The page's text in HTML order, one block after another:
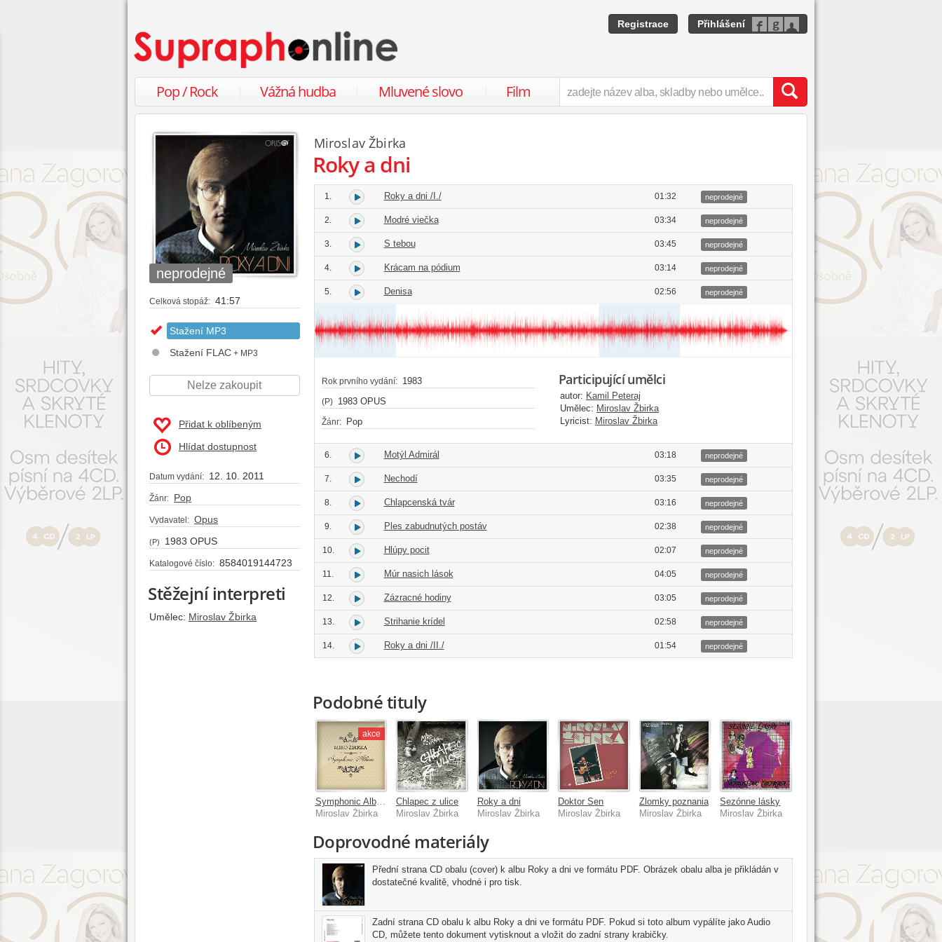
Registrace Přihlášení
Pop / Rock Vážná hudba Mluvené slovo Film
neprodejné
Celková stopáž: 41:57
Stažení MP3
Stažení FLAC + MP3
Nelze zakoupit
Přidat k oblíbeným
Hlídat dostupnost
Datum vydání: 12. 10. 2011
Žánr: Pop
Vydavatel: Opus
(P) 1983 OPUS
Katalogové číslo: 8584019144723
Stěžejní interpreti
Umělec: Miroslav Žbirka
Miroslav Žbirka
Roky a dni
1. Roky a dni /I./ 01:32 neprodejné
2. Modré viečka 03:34 neprodejné
3. S tebou 03:45 neprodejné
4. Krácam na pódium 03:14 neprodejné
5. Denisa 02:56 neprodejné
Rok prvního vydání: 1983
(P) 1983 OPUS
Žánr: Pop
Participující umělci
autor: Kamil Peteraj
Umělec: Miroslav Žbirka
Lyricist: Miroslav Žbirka
6. Motýl Admirál 03:18 neprodejné
7. Nechodí 03:35 neprodejné
8. Chlapcenská tvár 03:16 neprodejné
9. Ples zabudnutých postáv 02:38 neprodejné
10. Hlúpy pocit 02:07 neprodejné
11. Múr nasich lások 04:05 neprodejné
12. Zázracné hodiny 03:05 neprodejné
13. Strihanie krídel 02:58 neprodejné
14. Roky a dni /II./ 01:54 neprodejné
Podobné tituly
akce
Symphonic Album
Miroslav Žbirka
Chlapec z ulice
Miroslav Žbirka
Roky a dni
Miroslav Žbirka
Doktor Sen
Miroslav Žbirka
Zlomky poznania
Miroslav Žbirka
Sezónne lásky
Miroslav Žbirka
Doprovodné materiály
Přední strana CD obalu (cover) k albu Roky a dni ve formátu PDF. Obrázek obalu alba je přikládán v
dostatečné kvalitě, vhodné i pro tisk.
Zadní strana CD obalu k albu Roky a dni ve formátu PDF. Pokud si toto album vypálíte jako Audio
CD, můžete tento dokument vytisknout a vložit do zadní strany krabičky.